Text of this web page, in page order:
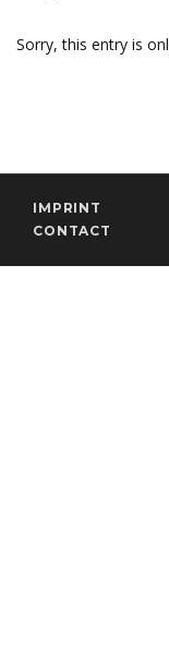
Sorry, this entry is
IMPRINT
CONTACT